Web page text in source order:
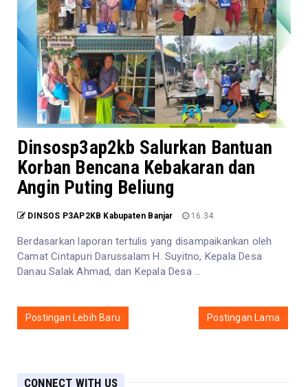
Dinsosp3ap2kb Salurkan Bantuan
Korban Bencana Kebakaran dan
Angin Puting Beliung
DINSOS P3AP2KB Kabupaten Banjar 16.34
Berdasarkan laporan tertulis yang disampaikankan oleh
Camat Cintapuri Darussalam H. Suyitno, Kepala Desa
Danau Salak Ahmad, dan Kepala Desa ...
Postingan Lebih Baru Postingan Lama
CONNECT WITH US